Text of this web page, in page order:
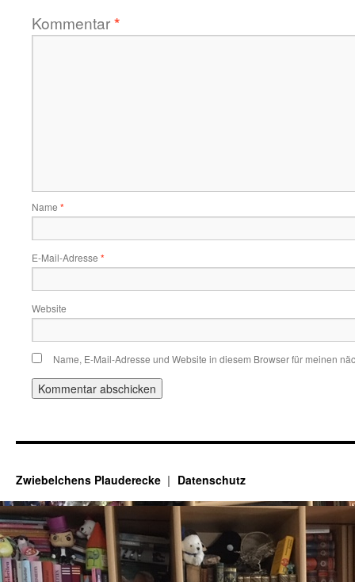
Kommentar*
Name *
E-Mail-Adresse *
Website
Name, E-Mail-Adresse und Website in diesem Browser für meinen
Zwiebelchens Plauderecke Datenschutz